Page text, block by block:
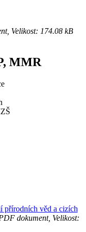
Velikost: 174.08 kB
MMR
přírodních věd a cizích
dokument, Velikost: